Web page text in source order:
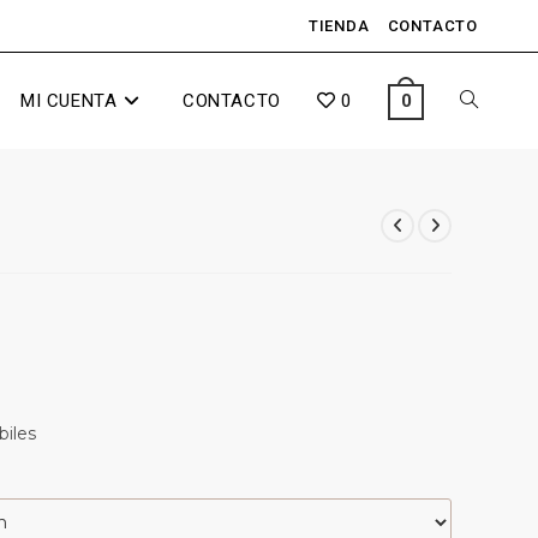
TIENDA CONTACTO
MI CUENTA CONTACTO 0 0